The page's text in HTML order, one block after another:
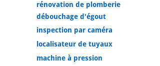
rénovation de plomberie
débouchage d'égout
inspection par caméra
localisateur de tuyaux
machine à pression